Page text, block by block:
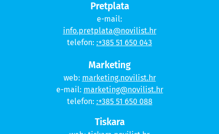
Pretplata
e-mail:
info.pretplata@novilist.hr
telefon: :+385 51 650 043
Marketing
web: marketing.novilist.hr
e-mail: marketing@novilist.hr
telefon: :+385 51 650 088
Tiskara